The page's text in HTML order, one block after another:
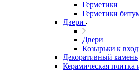
Герметики
Герметики
Двери
Двери
Козырьки к
Декоративный камень
Керамическая плитка